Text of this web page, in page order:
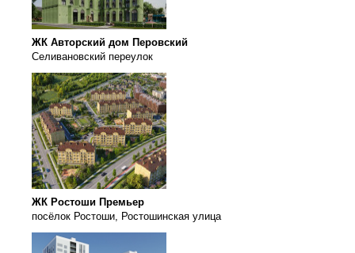
ЖК Авторский дом Перовский
Селивановский переулок
ЖК Ростоши Премьер
посёлок Ростоши, Ростошинская улица